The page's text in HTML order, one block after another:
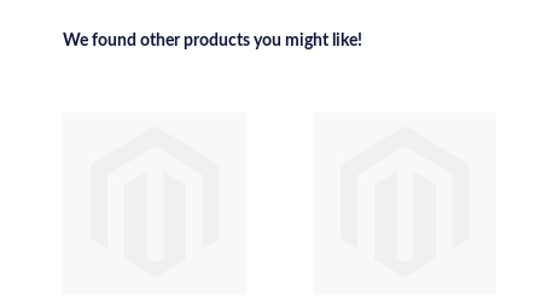
We found other products you might like!